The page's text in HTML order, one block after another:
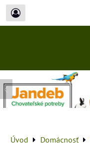
Úvod Domácnosť